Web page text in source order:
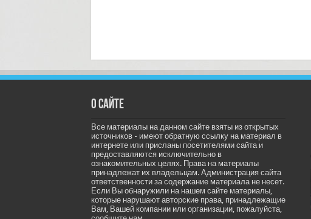
О сайте
Все материалы на данном сайте взяты из открытых
источников - имеют обратную ссылку на материал в
интернете или присланы посетителями сайта и
предоставляются исключительно в
ознакомительных целях. Права на материалы
принадлежат их владельцам. Администрация сайта
ответственности за содержание материала не несет.
Если Вы обнаружили на нашем сайте материалы,
которые нарушают авторские права, принадлежащие
Вам, Вашей компании или организации, пожалуйста,